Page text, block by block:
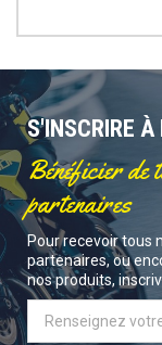
S'INSCRIRE
Bénéficier de
partenaires
Pour recevoir tous
partenaires, ou
nos produits,